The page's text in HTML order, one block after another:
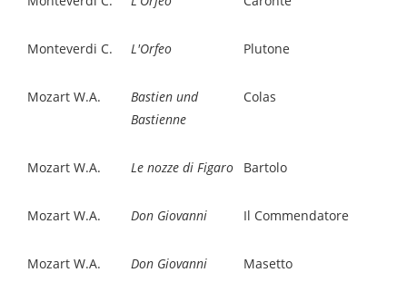
Monteverdi C. L'Orfeo Plutone
Mozart W.A.
Bastien und
Bastienne
Colas
Mozart W.A. Le nozze di Figaro Bartolo
Mozart W.A. Don Giovanni Il Commendatore
Mozart W.A. Don Giovanni Masetto